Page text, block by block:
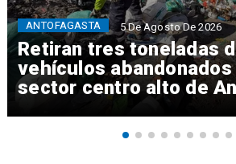
Retiran tres toneladas
vehículos abandonados
sector centro alto de
ANTOFAGASTA 5 De Agosto De 2026